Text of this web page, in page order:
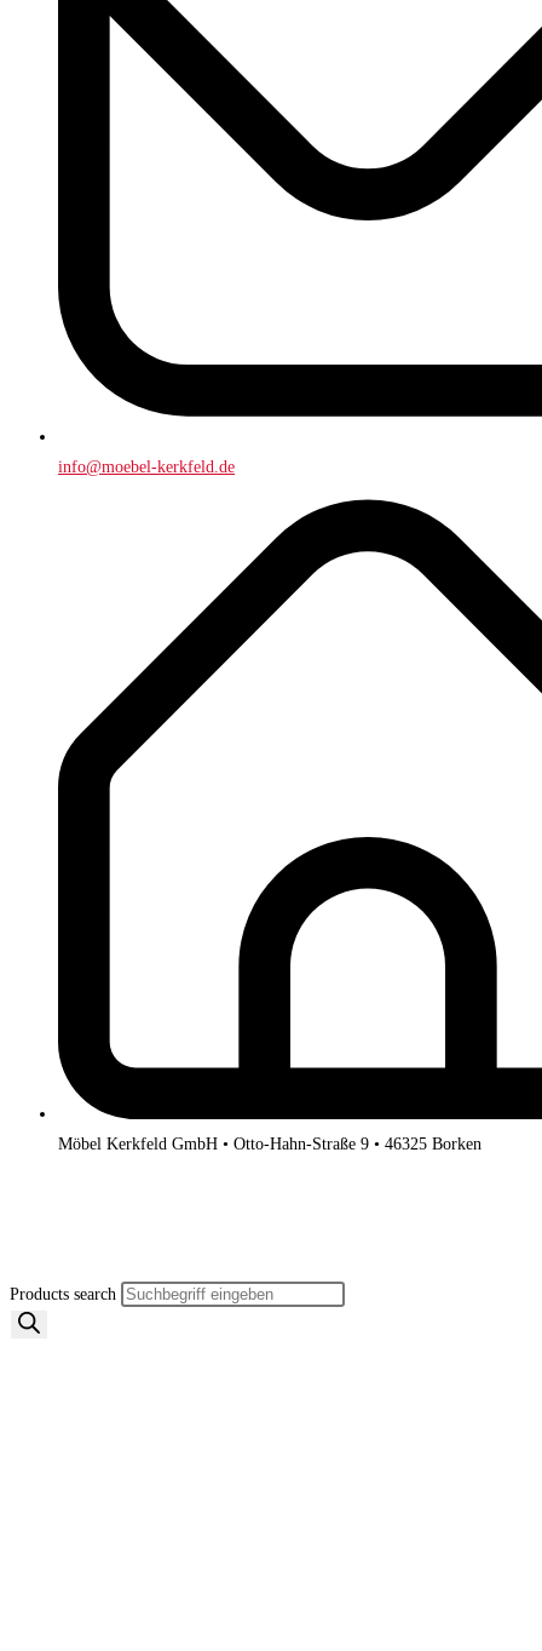
info@moebel-kerkfeld.de
Möbel Kerkfeld GmbH • Otto-Hahn-Straße 9 • 46325 Borken
Products search